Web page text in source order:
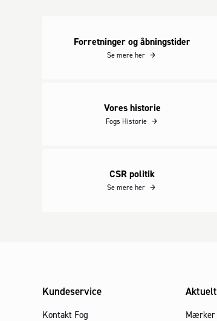
Forretninger og åbningstider
Se mere her
Vores historie
Fogs Historie
CSR politik
Se mere her
Kundeservice
Kontakt Fog
Aktuelt
Mærker